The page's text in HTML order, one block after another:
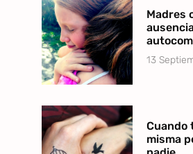
Madres
13
Cuando
misma